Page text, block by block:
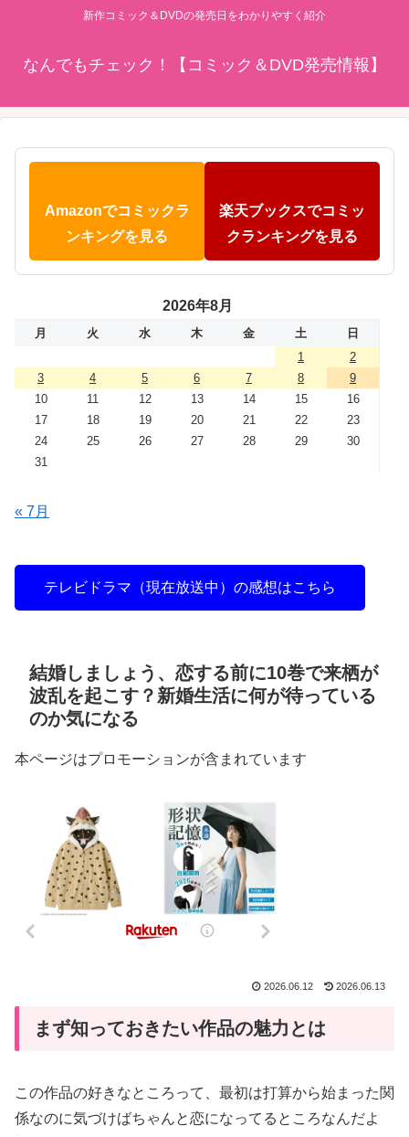
新作コミック＆DVDの発売日をわかりやすく紹介
なんでもチェック！【コミック＆DVD発売情報】
Amazonでコミックラ
ンキングを見る
楽天ブックスでコミッ
クランキングを見る
2026年8月
月 火 水 木 金 土
日
1
2
3
4 5 6 7 8
9
10
11 12 13 14 15
16
17
18 19 20 21 22
23
24
25 26 27 28 29
30
31
« 7月
テレビドラマ（現在放送中）の感想はこちら
結婚しましょう、恋する前に10巻で来栖が
波乱を起こす？新婚生活に何が待っている
のか気になる
本ページはプロモーションが含まれています
2026.06.12 2026.06.13
まず知っておきたい作品の魅力とは
この作品の好きなところって、最初は打算から始まった関
係なのに気づけばちゃんと恋になってるところなんだよ